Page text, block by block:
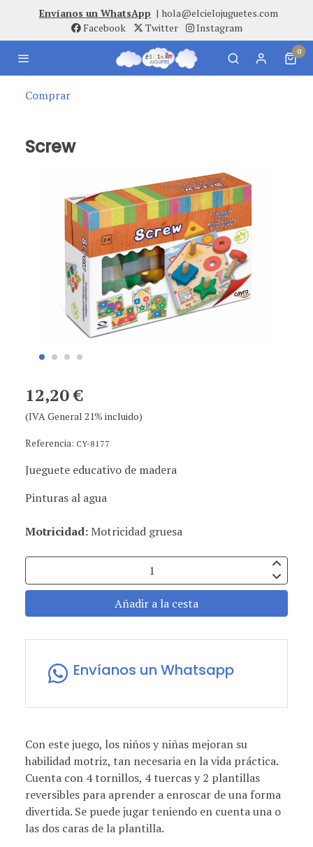
Envíanos un WhatsApp | hola@elcielojuguetes.com
Facebook
Twitter Instagram
0
Comprar
Screw
12,20 €
(IVA General 21% incluido)
Referencia: CY-8177
Jueguete educativo de madera
Pinturas al agua
Motricidad: Motricidad gruesa
Añadir a la cesta
Envíanos un Whatsapp
Con este juego, los niños y niñas mejoran su
habilidad motriz, tan necesaria en la vida práctica.
Cuenta con 4 tornillos, 4 tuercas y 2 plantillas
reversibles para aprender a enroscar de una forma
divertida. Se puede jugar teniendo en cuenta una o
las dos caras de la plantilla.